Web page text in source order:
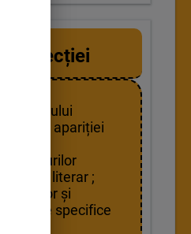
lecției
apariției
trăsăturilor
literar ;
temelor și
specifice